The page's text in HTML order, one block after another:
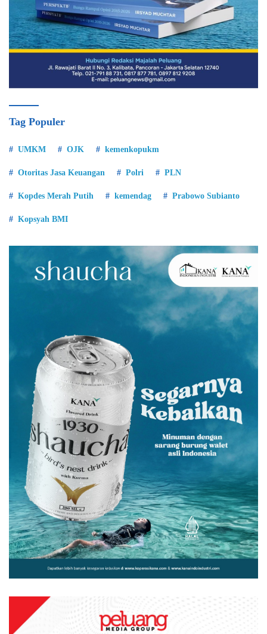
Tag Populer
UMKM OJK kemenkopukm
Otoritas Jasa Keuangan Polri PLN
Kopdes Merah Putih kemendag Prabowo Subianto
Kopsyah BMI